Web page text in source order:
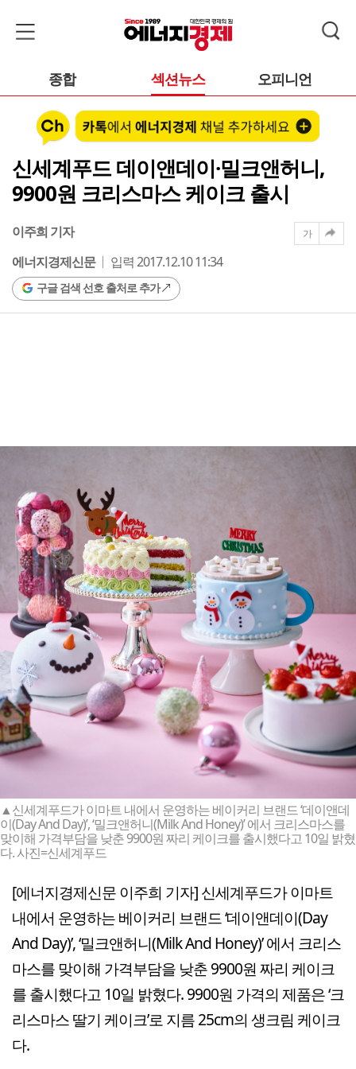
종합 섹션뉴스 오피니언
신세계푸드 데이앤데이·밀크앤허니,
9900원 크리스마스 케이크 출시
이주희 기자
에너지경제신문
입력 2017.12.10 11:34
구글 검색 선호 출처로 추가
가
▲신세계푸드가 이마트 내에서 운영하는 베이커리 브랜드 ‘데이앤데
이(Day And Day)’, ‘밀크앤허니(Milk And Honey)’ 에서 크리스마스를
맞이해 가격부담을 낮춘 9900원 짜리 케이크를 출시했다고 10일 밝혔
다. 사진=신세계푸드
[에너지경제신문 이주희 기자] 신세계푸드가 이마트
내에서 운영하는 베이커리 브랜드 ‘데이앤데이(Day
And Day)’, ‘밀크앤허니(Milk And Honey)’ 에서 크리스
마스를 맞이해 가격부담을 낮춘 9900원 짜리 케이크
를 출시했다고 10일 밝혔다. 9900원 가격의 제품은 ‘크
리스마스 딸기 케이크’로 지름 25cm의 생크림 케이크
다.